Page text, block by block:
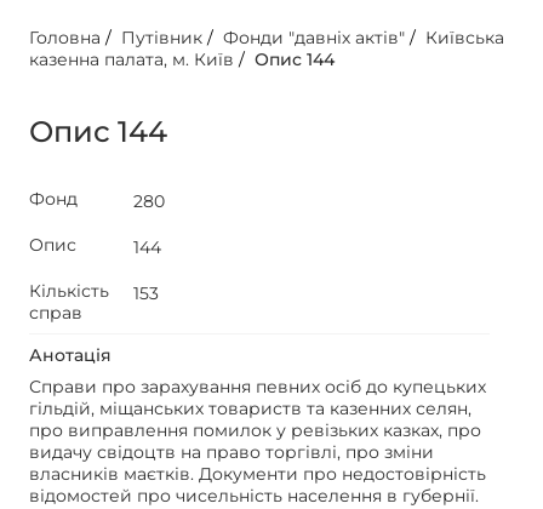
Головна / Путівник / Фонди "давніх актів" / Київська
казенна палата, м. Київ / Опис 144
Опис 144
Фонд
280
Опис
144
Кількість
справ
153
Анотація
Справи про зарахування певних осіб до купецьких
гільдій, міщанських товариств та казенних селян,
про виправлення помилок у ревізьких казках, про
видачу свідоцтв на право торгівлі, про зміни
власників маєтків. Документи про недостовірність
відомостей про чисельність населення в губернії.